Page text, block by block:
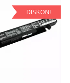
28,57$.
DISKON!